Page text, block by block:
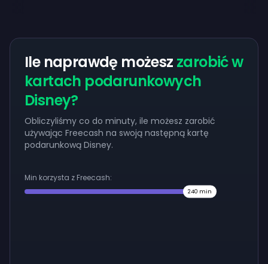
Ile naprawdę możesz zarobić w
kartach podarunkowych
Disney?
Obliczyliśmy co do minuty, ile możesz zarobić
używając Freecash na swoją następną kartę
podarunkową Disney.
Min korzysta z Freecash:
240 min